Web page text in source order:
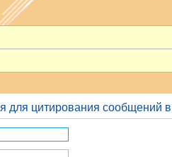
для цитирования сообщений